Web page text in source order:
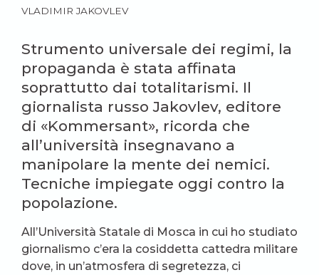
VLADIMIR JAKOVLEV
Strumento universale dei regimi, la
propaganda è stata affinata
soprattutto dai totalitarismi. Il
giornalista russo Jakovlev, editore
di «Kommersant», ricorda che
all’università insegnavano a
manipolare la mente dei nemici.
Tecniche impiegate oggi contro la
popolazione.
All’Università Statale di Mosca in cui ho studiato
giornalismo c’era la cosiddetta cattedra militare
dove, in un’atmosfera di segretezza, ci